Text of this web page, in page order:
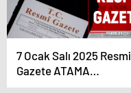
7 Ocak Salı 2025 Resmi
Gazete ATAMA
KARARLARI! Bugünün